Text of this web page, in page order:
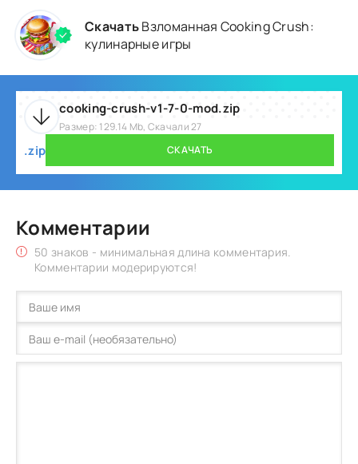
СкачатьВзломанная Cooking Crush:
кулинарные игры
cooking-crush-v1-7-0-mod.zip
Размер: 129.14 Mb, Скачали 27
.zip СКАЧАТЬ
Комментарии
50 знаков - минимальная длина комментария.
Комментарии модерируются!